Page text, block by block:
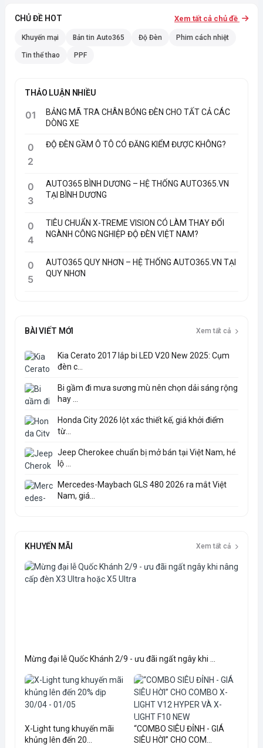
CHỦ ĐỀ HOT Xem tất cả chủ đề
Khuyến mại Bản tin Auto365 Độ Đèn Phim cách nhiệt
Tin thể thao PPF
THẢO LUẬN NHIỀU
01
BẢNG MÃ TRA CHÂN BÓNG ĐÈN CHO TẤT CẢ CÁC
DÒNG XE
0
2
ĐỘ ĐÈN GẦM Ô TÔ CÓ ĐĂNG KIỂM ĐƯỢC KHÔNG?
0
3
AUTO365 BÌNH DƯƠNG – HỆ THỐNG AUTO365.VN
TẠI BÌNH DƯƠNG
0
4
TIÊU CHUẨN X-TREME VISION CÓ LÀM THAY ĐỔI
NGÀNH CÔNG NGHIỆP ĐỘ ĐÈN VIỆT NAM?
0
5
AUTO365 QUY NHƠN – HỆ THỐNG AUTO365.VN TẠI
QUY NHƠN
BÀI VIẾT MỚI Xem tất cả
Kia Cerato 2017 lắp bi LED V20 New 2025: Cụm
đèn c...
Bi gầm đi mưa sương mù nên chọn dải sáng rộng
hay ...
Honda City 2026 lột xác thiết kế, giá khởi điểm
từ...
Jeep Cherokee chuẩn bị mở bán tại Việt Nam, hé
lộ ...
Mercedes-Maybach GLS 480 2026 ra mắt Việt
Nam, giá...
KHUYẾN MÃI Xem tất cả
Mừng đại lễ Quốc Khánh 2/9 - ưu đãi ngất ngây khi ...
X-Light tung khuyến mãi
khủng lên đến 20...
“COMBO SIÊU ĐỈNH - GIÁ
SIÊU HỜI” CHO COM...